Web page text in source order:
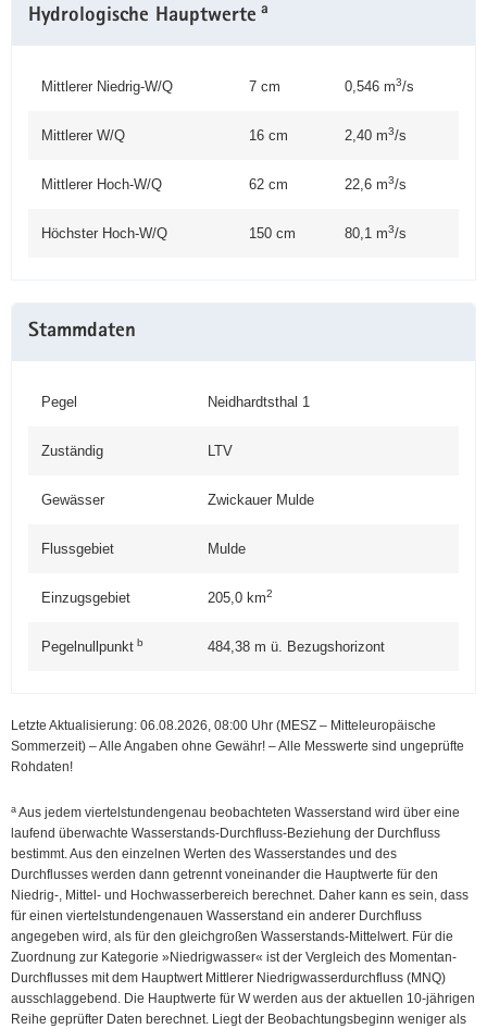
Hydrologische Hauptwerte a
Mittlerer Niedrig-W/Q 7 cm 0,546 m3/s
Mittlerer W/Q 16 cm 2,40 m3/s
Mittlerer Hoch-W/Q 62 cm 22,6 m3/s
Höchster Hoch-W/Q 150 cm 80,1 m3/s
Stammdaten
Pegel Neidhardtsthal 1
Zuständig LTV
Gewässer Zwickauer Mulde
Flussgebiet Mulde
Einzugsgebiet 205,0 km2
Pegelnullpunkt b 484,38 m ü. Bezugshorizont
Letzte Aktualisierung: 06.08.2026, 08:00 Uhr (MESZ – Mitteleuropäische
Sommerzeit) –Alle Angaben ohne Gewähr! – Alle Messwerte sind ungeprüfte
Rohdaten!
a Aus jedem viertelstundengenau beobachteten Wasserstand wird über eine
laufend überwachte Wasserstands-Durchfluss-Beziehung der Durchfluss
bestimmt. Aus den einzelnen Werten des Wasserstandes und des
Durchflusses werden dann getrennt voneinander die Hauptwerte für den
Niedrig-, Mittel- und Hochwasserbereich berechnet. Daher kann es sein, dass
für einen viertelstundengenauen Wasserstand ein anderer Durchfluss
angegeben wird, als für den gleichgroßen Wasserstands-Mittelwert. Für die
Zuordnung zur Kategorie »Niedrigwasser« ist der Vergleich des Momentan-
Durchflusses mit dem Hauptwert Mittlerer Niedrig­wasser­durchfluss (MNQ)
ausschlaggebend. Die Hauptwerte für W werden aus der aktuellen 10-jährigen
Reihe geprüfter Daten berechnet. Liegt der Beobachtungsbeginn weniger als